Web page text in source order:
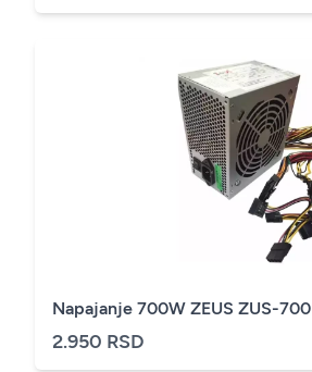
Napajanje 700W ZEUS ZUS-700
2.950 RSD